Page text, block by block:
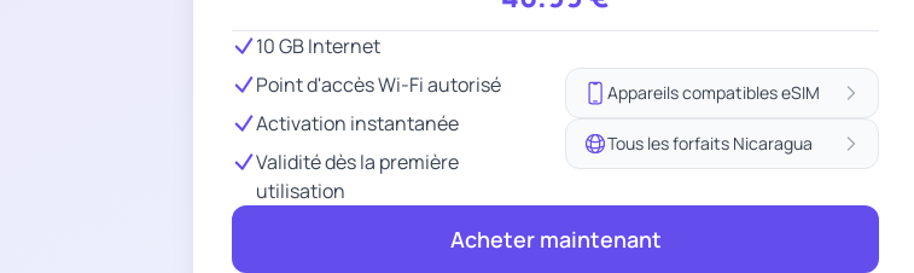
10 GB Internet
Point d'accès Wi-Fi autorisé
Activation instantanée
Validité dès la première
utilisation
Appareils compatibles eSIM
Tous les forfaits Nicaragua
Acheter maintenant